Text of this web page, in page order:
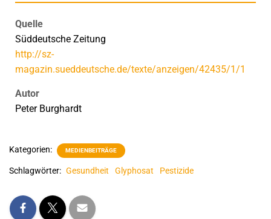
Quelle
Süddeutsche Zeitung
http://sz-
magazin.sueddeutsche.de/texte/anzeigen/42435/1/1
Autor
Peter Burghardt
Kategorien: MEDIENBEITRÄGE
Schlagwörter: Gesundheit Glyphosat Pestizide